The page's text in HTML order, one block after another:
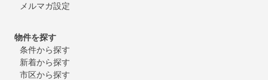
メルマガ設定
物件を探す
条件から探す
新着から探す
市区から探す